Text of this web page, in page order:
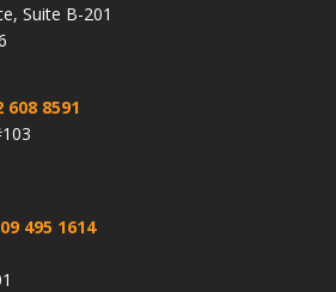
Suite B-201
608 8591
495 1614